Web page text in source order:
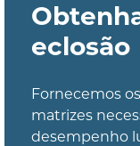
eclosão
Fornecemos
matrizes
desempenho